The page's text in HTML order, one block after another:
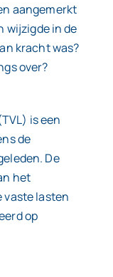
aangemerkt
wijzigde in de
kracht was?
over?
is een
de
De
het
vaste lasten
op